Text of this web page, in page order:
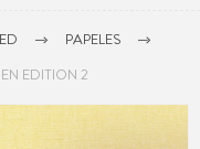
PAPELES
EDITION 2